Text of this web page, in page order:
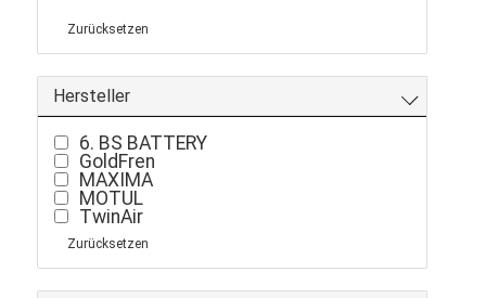
Zurücksetzen
Hersteller
6. BS BATTERY
GoldFren
MAXIMA
MOTUL
TwinAir
Zurücksetzen